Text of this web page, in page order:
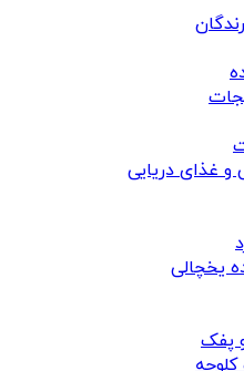
غذای دریایی
یخچالی
پفک